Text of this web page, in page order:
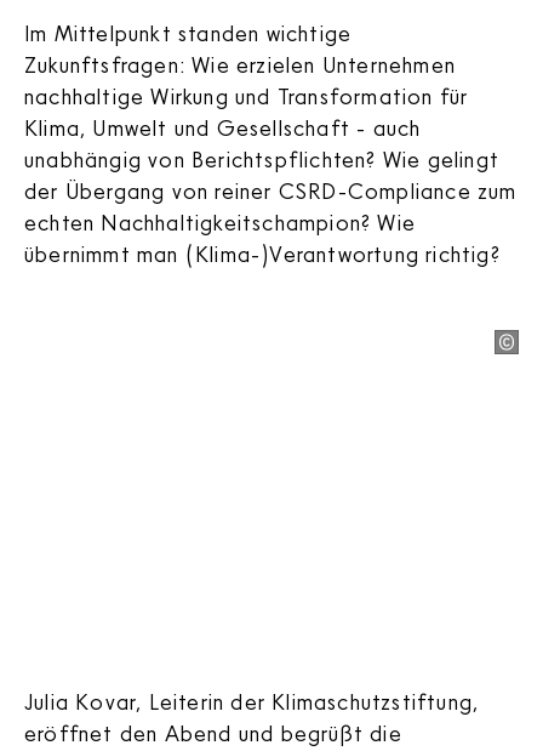
Im Mittelpunkt standen wichtige
Zukunftsfragen: Wie erzielen Unternehmen
nachhaltige Wirkung und Transformation für
Klima, Umwelt und Gesellschaft - auch
unabhängig von Berichtspflichten? Wie gelingt
der Übergang von reiner CSRD-Compliance zum
echten Nachhaltigkeitschampion? Wie
übernimmt man (Klima-)Verantwortung richtig?
Julia Kovar, Leiterin der Klimaschutzstiftung,
eröffnet den Abend und begrüßt die